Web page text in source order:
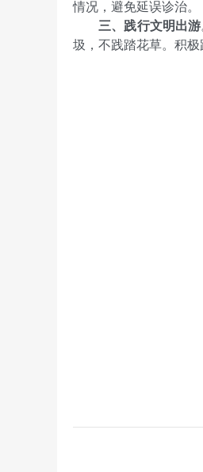
情况，避免延误诊治。
三、践行文明出游
圾，不践踏花草。积极